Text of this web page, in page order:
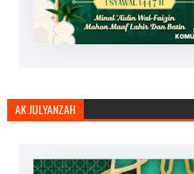
AK JULYANZAH